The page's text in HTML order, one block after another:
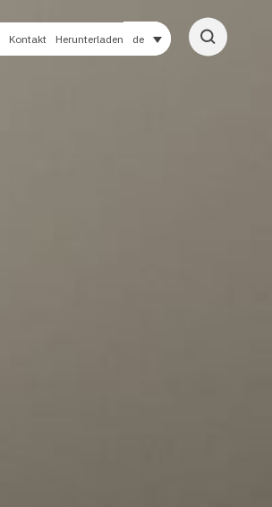
Kontakt Herunterladen de